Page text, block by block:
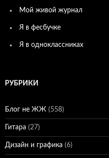
Мой живой журнал
Я в фесбучке
Я в одноклассниках
РУБРИКИ
Блог не ЖЖ (558)
Гитара (27)
Дизайн и графика (6)